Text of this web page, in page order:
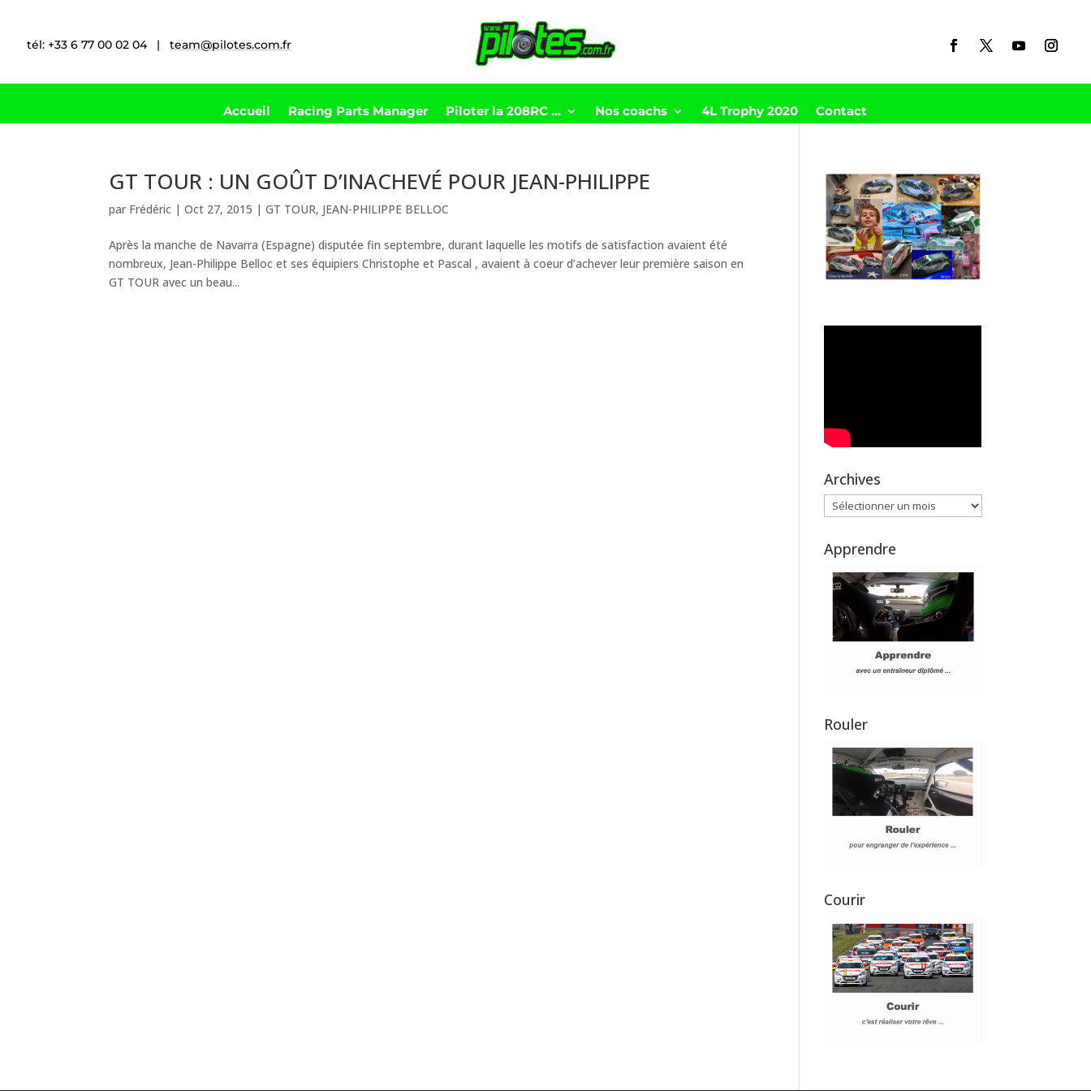
tél: +33 6 77 00 02 04 | team@pilotes.com.fr
Accueil Racing Parts Manager Piloter la 208RC … Nos coachs 4L Trophy 2020 Contact
GT TOUR : UN GOÛT D’INACHEVÉ POUR JEAN-PHILIPPE
par Frédéric |Oct 27, 2015 |GT TOUR, JEAN-PHILIPPE BELLOC
Après la manche de Navarra (Espagne) disputée fin septembre, durant laquelle les motifs de satisfaction avaient été
nombreux, Jean-Philippe Belloc et ses équipiers Christophe et Pascal , avaient à coeur d’achever leur première saison en
GT TOUR avec un beau...
Archives
Archives
Apprendre
Rouler
Courir